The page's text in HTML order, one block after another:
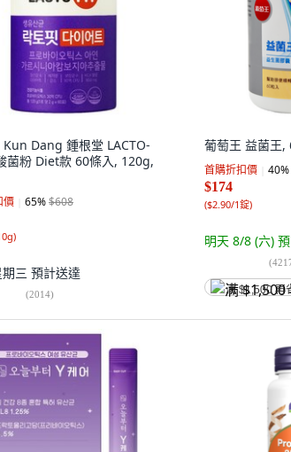
Dang 鍾根堂 LACTO-
菌粉 Diet款 60條入, 120g,
價 65%$608
)
三 預計送達
(2014)
葡萄王 益菌王
首購折扣價 40%
$174
($2.90/1錠)
明天 8/8 (六)
(
满 $1,500 再